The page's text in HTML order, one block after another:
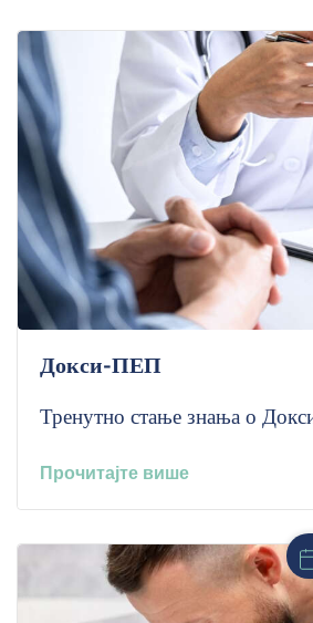
Докси-ПЕП
Тренутно стање знања о
Прочитајте више